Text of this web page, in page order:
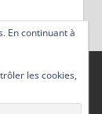
En continuant à
les cookies,